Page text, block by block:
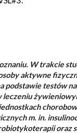
W trakcie
aktywne
testów
m. in.